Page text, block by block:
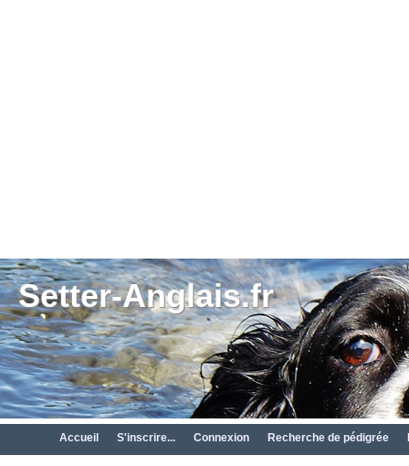
Setter-Anglais.fr
Accueil S'inscrire... Connexion Recherche de pédigrée